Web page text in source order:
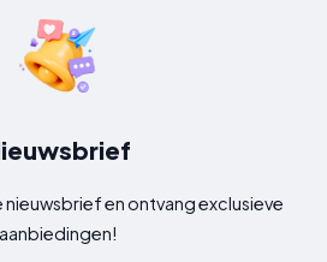
nieuwsbrief en ontvang exclusieve
aanbiedingen!